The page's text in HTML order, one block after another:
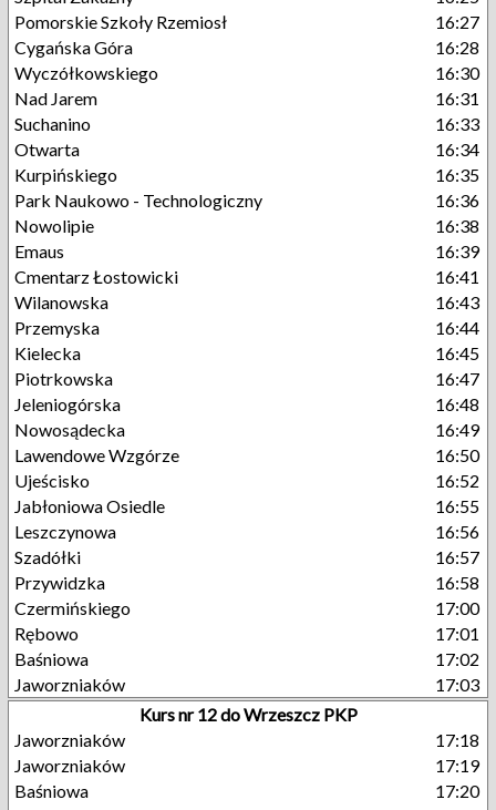
Pomorskie Szkoły Rzemiosł
16:27
Cygańska Góra
16:28
Wyczółkowskiego
16:30
Nad Jarem
16:31
Suchanino
16:33
Otwarta
16:34
Kurpińskiego
16:35
Park Naukowo - Technologiczny
16:36
Nowolipie
16:38
Emaus
16:39
Cmentarz Łostowicki
16:41
Wilanowska
16:43
Przemyska
16:44
Kielecka
16:45
Piotrkowska
16:47
Jeleniogórska
16:48
Nowosądecka
16:49
Lawendowe Wzgórze
16:50
Ujeścisko
16:52
Jabłoniowa Osiedle
16:55
Leszczynowa
16:56
Szadółki
16:57
Przywidzka
16:58
Czermińskiego
17:00
Rębowo
17:01
Baśniowa
17:02
Jaworzniaków
17:03
Kurs nr 12 do Wrzeszcz PKP
Jaworzniaków
17:18
Jaworzniaków
17:19
Baśniowa
17:20